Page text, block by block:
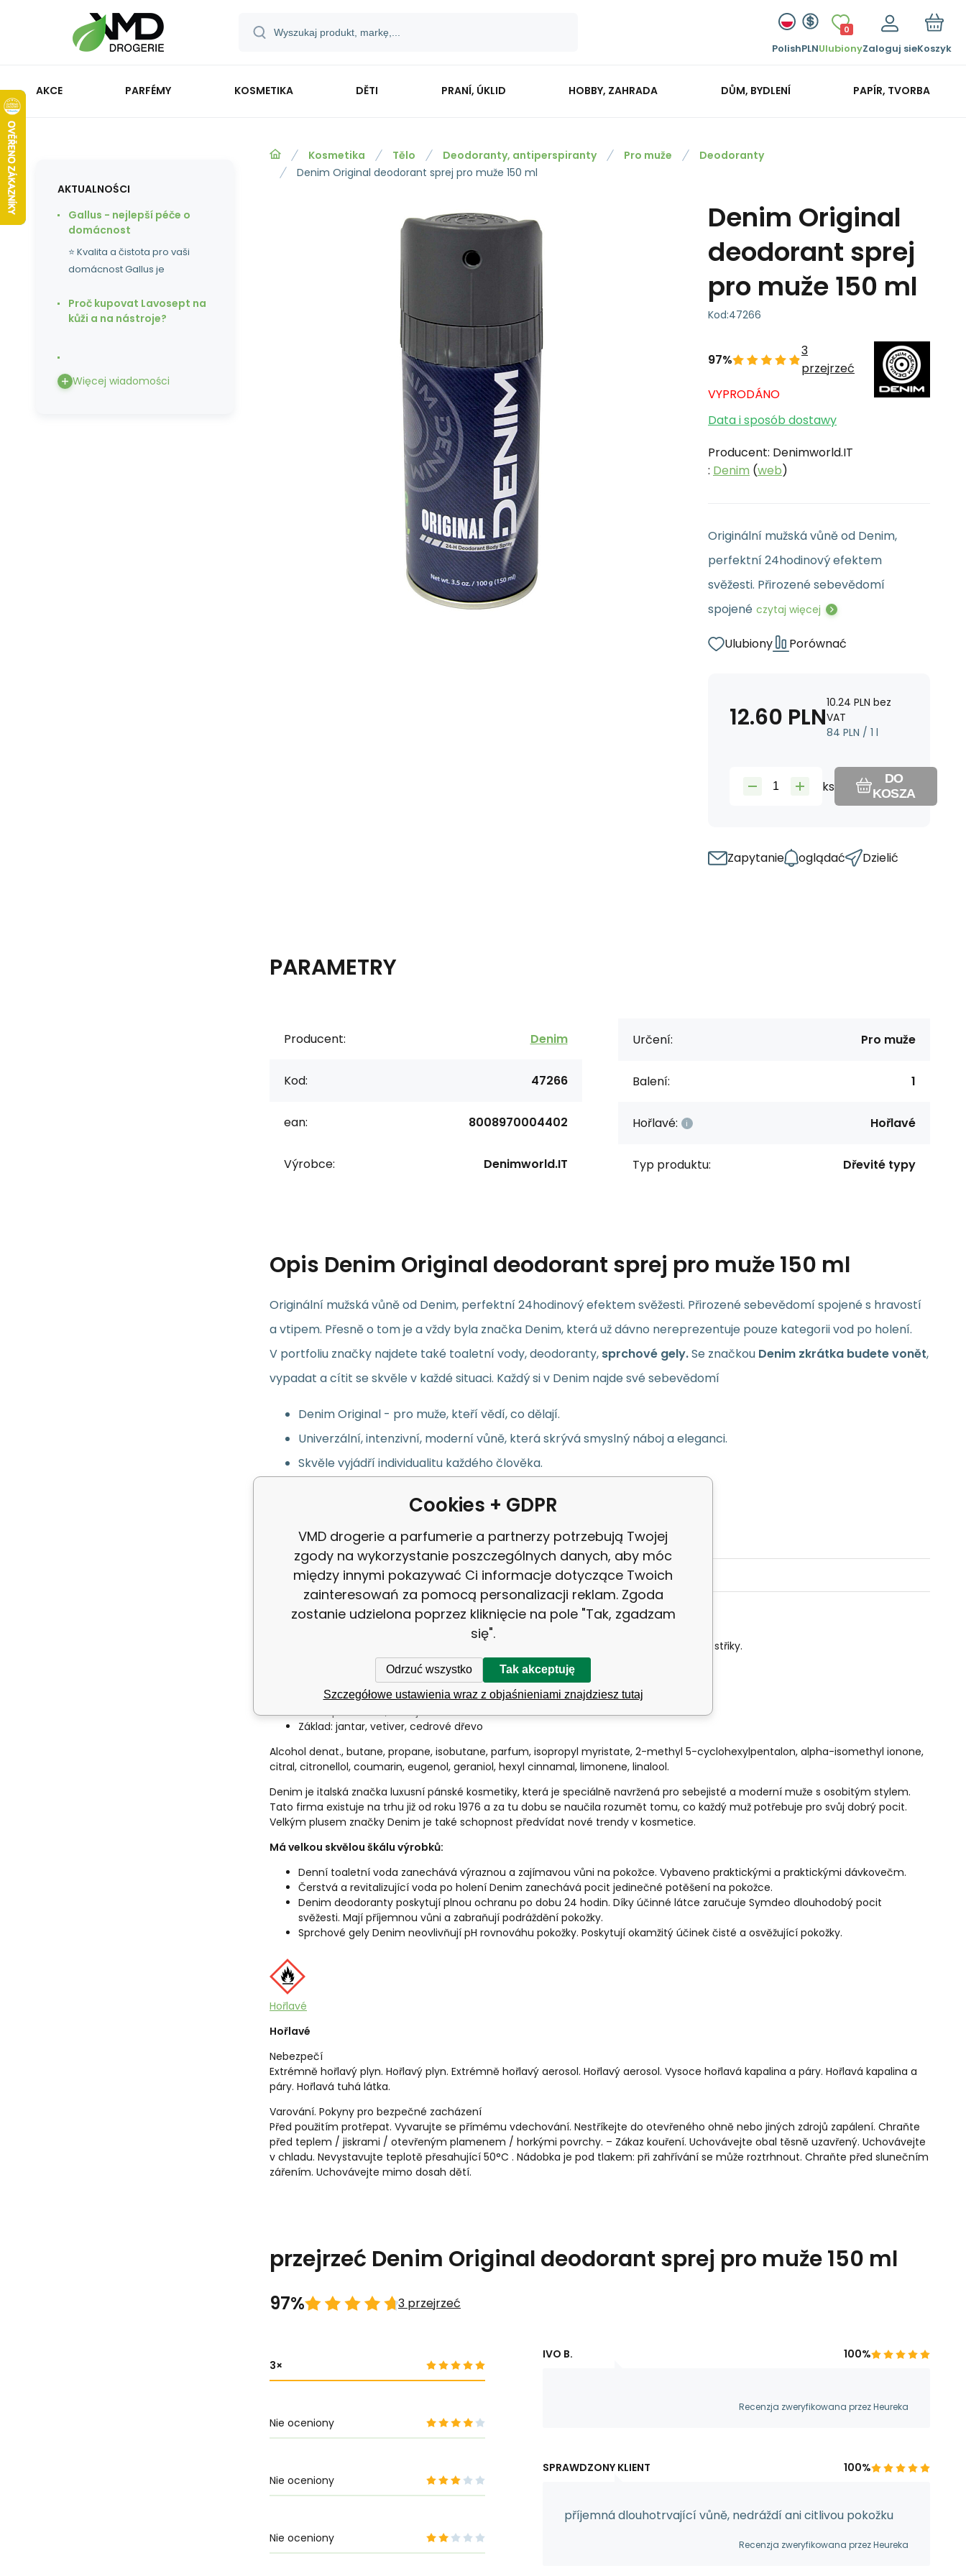
PolishPLN
0
UlubionyZaloguj sieKoszyk
AKCE PARFÉMY KOSMETIKA DĚTI PRANÍ, ÚKLID HOBBY, ZAHRADA DŮM, BYDLENÍ PAPÍR, TVORBA
Kosmetika Tělo Deodoranty, antiperspiranty Pro muže
Deodoranty
Denim Original deodorant sprej pro muže 150 ml
Denim Original
deodorant sprej
pro muže 150 ml
Kod:47266
97%
3
przejrzeć
VYPRODÁNO
Data i sposób dostawy
Producent: Denimworld.IT
: Denim (web)
Originální mužská vůně od Denim,
perfektní 24hodinový efektem
svěžesti. Přirozené sebevědomí
spojené czytaj więcej
Ulubiony Porównać
12.60 PLN10.24 PLN bez
VAT
84 PLN / 1 l
ks
DO
KOSZA
Zapytanie oglądać Dzielić
PARAMETRY
Producent: Denim
Kod: 47266
ean: 8008970004402
Výrobce: Denimworld.IT
Určení: Pro muže
Balení: 1
Hořlavé: Hořlavé
Typ produktu: Dřevité typy
Opis Denim Original deodorant sprej pro muže 150 ml
Originální mužská vůně od Denim, perfektní 24hodinový efektem svěžesti. Přirozené sebevědomí spojené s hravostí
a vtipem. Přesně o tom je a vždy byla značka Denim, která už dávno nereprezentuje pouze kategorii vod po holení.
V portfoliu značky najdete také toaletní vody, deodoranty, sprchové gely.Se značkou Denim zkrátka budete vonět,
vypadat a cítit se skvěle v každé situaci. Každý si v Denim najde své sebevědomí
Denim Original - pro muže, kteří vědí, co dělají.
Univerzální, intenzivní, moderní vůně, která skrývá smyslný náboj a eleganci.
Skvěle vyjádří individualitu každého člověka.
Určení: Pro muže
Hořlavé: Hořlavé
Typ produktu: Dřevité typy
Před použitím dobře protřepejte. Sprej držte kolmo a aplikujte 15 cm od podpaží krátkými střiky.
Hlava: kadidlo, bergamot,
Srdce: pomeranč, šalvěj
Základ: jantar, vetiver, cedrové dřevo
Alcohol denat., butane, propane, isobutane, parfum, isopropyl myristate, 2-methyl 5-cyclohexylpentalon, alpha-isomethyl ionone,
citral, citronellol, coumarin, eugenol, geraniol, hexyl cinnamal, limonene, linalool.
Denim je italská značka luxusní pánské kosmetiky, která je speciálně navržená pro sebejisté a moderní muže s osobitým stylem.
Tato firma existuje na trhu již od roku 1976 a za tu dobu se naučila rozumět tomu, co každý muž potřebuje pro svůj dobrý pocit.
Velkým plusem značky Denim je také schopnost předvídat nové trendy v kosmetice.
Má velkou skvělou škálu výrobků:
Denní toaletní voda zanechává výraznou a zajímavou vůni na pokožce. Vybaveno praktickými a praktickými dávkovečm.
Čerstvá a revitalizující voda po holení Denim zanechává pocit jedinečné potěšení na pokožce.
Denim deodoranty poskytují plnou ochranu po dobu 24 hodin. Díky účinné látce zaručuje Symdeo dlouhodobý pocit
svěžesti. Mají příjemnou vůni a zabraňují podráždění pokožky.
Sprchové gely Denim neovlivňují pH rovnováhu pokožky. Poskytují okamžitý účinek čisté a osvěžující pokožky.
Hořlavé
Hořlavé
Nebezpečí
Extrémně hořlavý plyn. Hořlavý plyn. Extrémně hořlavý aerosol. Hořlavý aerosol. Vysoce hořlavá kapalina a páry. Hořlavá kapalina a
páry. Hořlavá tuhá látka.
Varování. Pokyny pro bezpečné zacházení
Před použitím protřepat. Vyvarujte se přímému vdechování. Nestříkejte do otevřeného ohně nebo jiných zdrojů zapálení. Chraňte
před teplem / jiskrami / otevřeným plamenem / horkými povrchy. – Zákaz kouření. Uchovávejte obal těsně uzavřený. Uchovávejte
v chladu. Nevystavujte teplotě přesahující 50°C . Nádobka je pod tlakem: při zahřívání se může roztrhnout. Chraňte před slunečním
zářením. Uchovávejte mimo dosah dětí.
przejrzeć Denim Original deodorant sprej pro muže 150 ml
97% 3 przejrzeć
3
Nie oceniony
Nie oceniony
Nie oceniony
IVO B. 100%
Recenzja zweryfikowana przez Heureka
SPRAWDZONY KLIENT 100%
příjemná dlouhotrvající vůně, nedráždí ani citlivou pokožku
Recenzja zweryfikowana przez Heureka
AKTUALNOŚCI
Gallus - nejlepší péče o
domácnost
⭐ Kvalita a čistota pro vaši
domácnost Gallus je
Proč kupovat Lavosept na
kůži a na nástroje?
Więcej wiadomości
Cookies + GDPR
VMD drogerie a parfumerie a partnerzy potrzebują Twojej
zgody na wykorzystanie poszczególnych danych, aby móc
między innymi pokazywać Ci informacje dotyczące Twoich
zainteresowań za pomocą personalizacji reklam. Zgoda
zostanie udzielona poprzez kliknięcie na pole "Tak, zgadzam
się".
Odrzuć wszystko Tak akceptuję
Szczegółowe ustawienia wraz z objaśnieniami znajdziesz tutaj